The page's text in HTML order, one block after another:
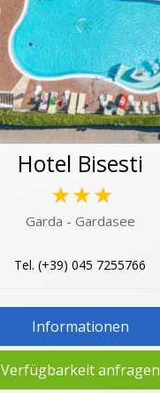
Hotel Bisesti
★★★
Garda - Gardasee
Tel. (+39) 045 7255766
Informationen
Verfügbarkeit anfragen